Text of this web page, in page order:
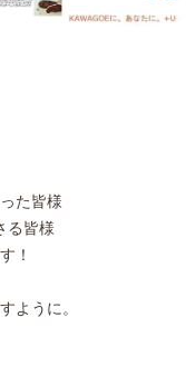
た皆様
る皆様
！
ように。